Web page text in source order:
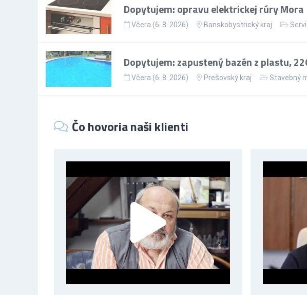
Dopytujem: opravu elektrickej rúry Mora
Včera (6. 8. 2026) Banskobystrický kraj
Dopytujem: zapustený bazén z plastu,
Včera (6. 8. 2026) Prešovský kraj Stavebný
Čo hovoria naši klienti